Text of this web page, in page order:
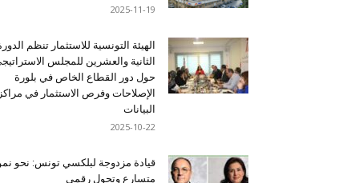
2025-11-19
الهيئة التونسية للاستثمار تنظم
الثانية والعشرين للمجلس
حول دور القطاع الخاص في بلورة
الإصلاحات وفرص الاستثمار في
البيانات
2025-10-22
قيادة مزدوجة لبلكسي تونس: نحو
متسارع وتحول رقمي